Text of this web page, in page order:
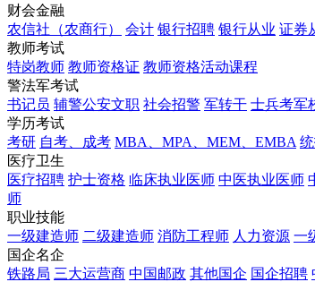
财会金融
农信社（农商行）
会计 银行招聘 银行从业 证券
教师考试
特岗教师 教师资格证 教师资格活动课程
警法军考试
书记员 辅警公安文职 社会招警 军转干 士兵考军
学历考试
考研 自考、成考 MBA、MPA、MEM、EMBA
医疗卫生
医疗招聘 护士资格 临床执业医师 中医执业医师
师
职业技能
一级建造师 二级建造师 消防工程师 人力资源 一
国企名企
铁路局 三大运营商 中国邮政 其他国企 国企招聘